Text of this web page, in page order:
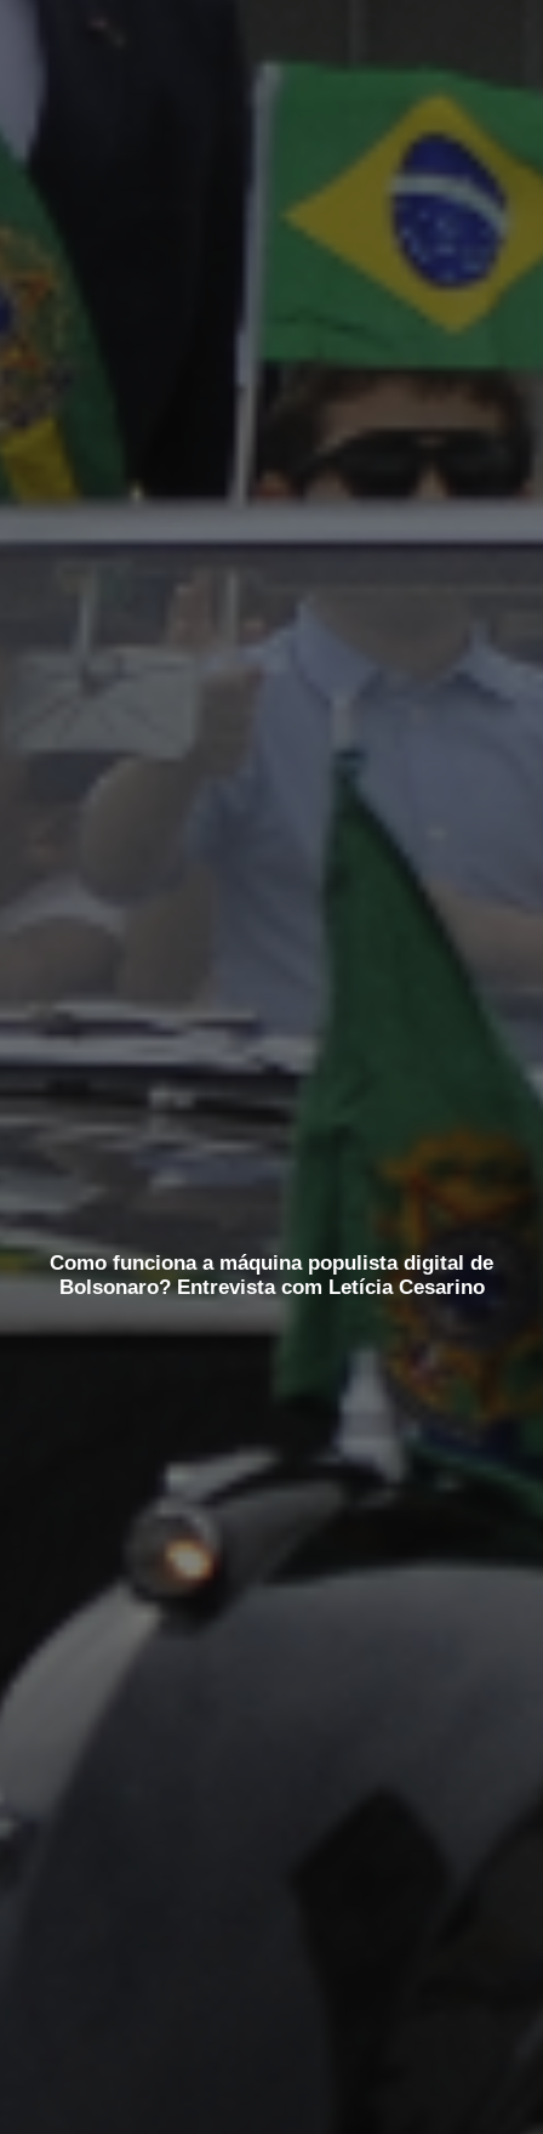
Como funciona a máquina populista digital de
Bolsonaro? Entrevista com Letícia Cesarino